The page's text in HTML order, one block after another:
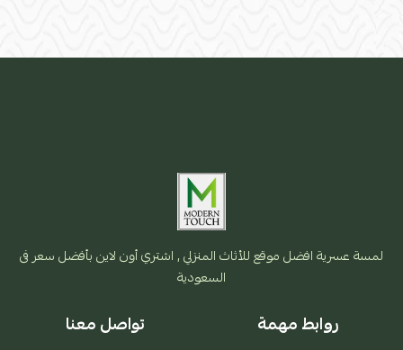
لمسة عسرية افضل موقع للأثاث المنزلي , اشتري أون لاين بأفضل سعر فى
السعودية
روابط مهمة تواصل معنا